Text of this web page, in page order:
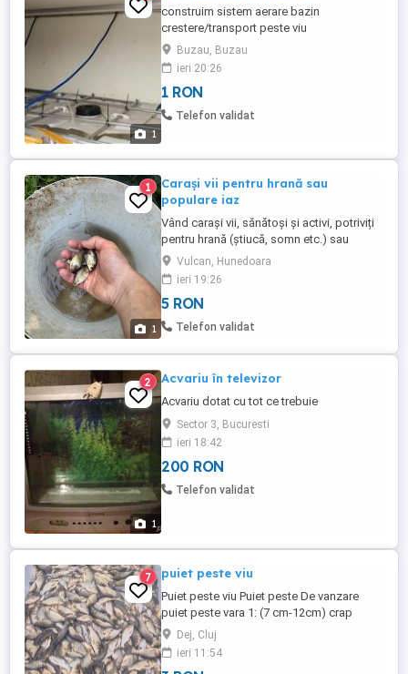
1
construim sistem aerare bazin
crestere/transport peste viu
Buzau, Buzau
ieri 20:26
1 RON
Telefon validat
1
1
Carași vii pentru hrană sau
populare iaz
Vând carași vii, sănătoși și activi, potriviți
pentru hrană (știucă, somn etc.) sau
pentru popularea iazurilor și bălților. Se
vând individual sau în cantitate mai mare.
Pentru mai multe detalii, contactați-mă în
privat.
Vulcan, Hunedoara
ieri 19:26
5 RON
Telefon validat
1
2 Acvariu în televizor
Acvariu dotat cu tot ce trebuie
Sector 3, Bucuresti
ieri 18:42
200 RON
Telefon validat
7 puiet peste viu
Puiet peste viu Puiet peste De vanzare
puiet peste vara 1: (7 cm-12cm) crap
comun,crap oglinda,crap spaniol,cteno
amur,caras pentru
rapitor,fitofag,novac,sanger,somn
Dej, Cluj
ieri 11:54